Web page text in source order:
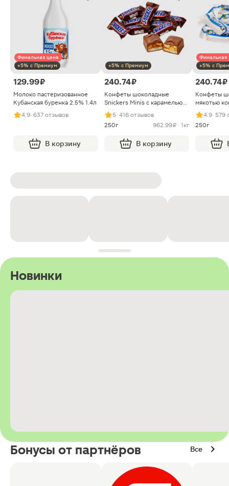
Финальная цена
+5% с Премиум
129.99 ₽
Молоко пастеризованное
Кубанская буренка 2.5% 1.4л
4.9· 637 отзывов
В корзину
+5% с Премиум
240.74 ₽
Конфеты шоколадные
Snickers Minis с карамелью
арахисом и нугой
5· 416 отзывов
250г
962.99 ₽ · 1кг
В корзину
Финальная
+5% с
240.74 ₽
Конфеты
мякотью
4.9· 579
250г
Новинки
Бонусы от партнёров Все